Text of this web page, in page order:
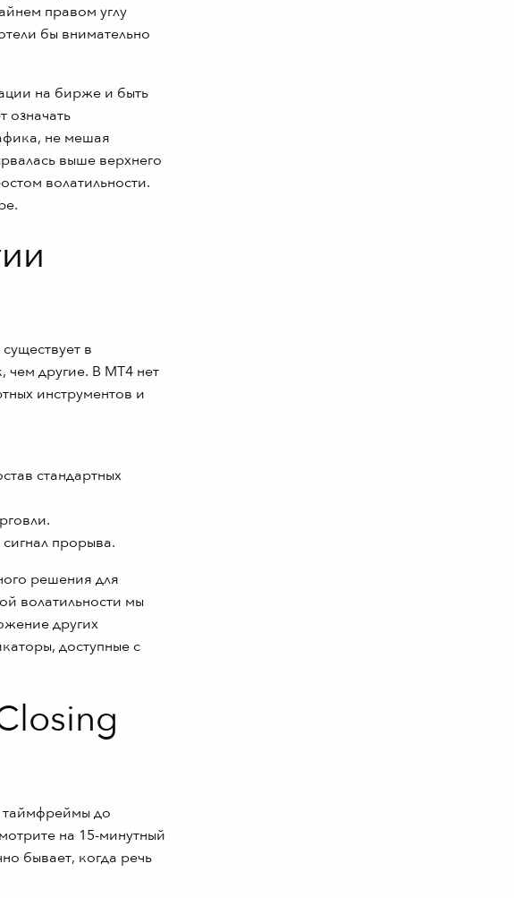
правом углу
бы внимательно
на бирже и быть
означать
не мешая
выше верхнего
волатильности.
в
чем другие. В MT4 нет
инструментов и
стандартных
прорыва.
решения для
волатильности мы
других
доступные с
таймфреймы до
на 15-минутный
бывает, когда речь